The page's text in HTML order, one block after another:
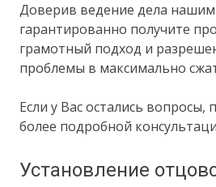
Доверив ведение дела
гарантированно получите
грамотный подход и
проблемы в максимально
Если у Вас остались вопросы,
более подробной
Установление